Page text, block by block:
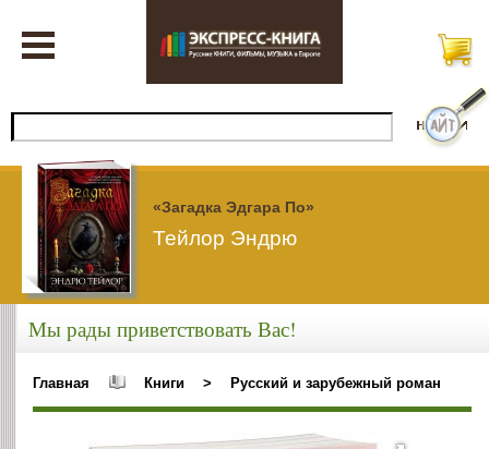
«Загадка Эдгара По»
Тейлор Эндрю
Мы рады приветствовать Вас!
Главная Книги > Русский и зарубежный роман